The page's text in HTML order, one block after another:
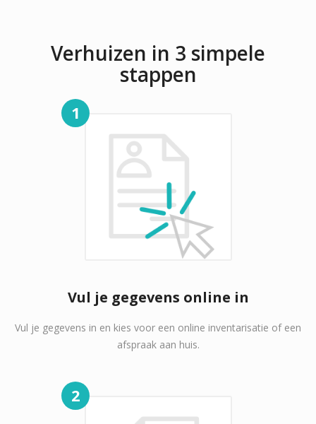
Verhuizen in 3 simpele
stappen
1
Vul je gegevens online in
Vul je gegevens in en kies voor een online inventarisatie of een
afspraak aan huis.
2